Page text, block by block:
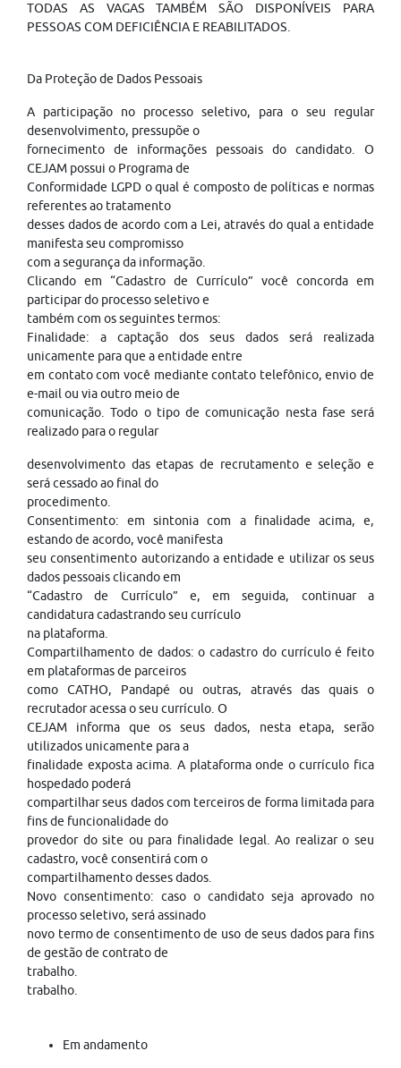
TODAS AS VAGAS TAMBÉM SÃO DISPONÍVEIS PARA
PESSOAS COM DEFICIÊNCIA E REABILITADOS.
Da Proteção de Dados Pessoais
A participação no processo seletivo, para o seu regular
desenvolvimento, pressupõe o
fornecimento de informações pessoais do candidato. O
CEJAM possui o Programa de
Conformidade LGPD o qual é composto de políticas e normas
referentes ao tratamento
desses dados de acordo com a Lei, através do qual a entidade
manifesta seu compromisso
com a segurança da informação.
Clicando em “Cadastro de Currículo” você concorda em
participar do processo seletivo e
também com os seguintes termos:
Finalidade: a captação dos seus dados será realizada
unicamente para que a entidade entre
em contato com você mediante contato telefônico, envio de
e-mail ou via outro meio de
comunicação. Todo o tipo de comunicação nesta fase será
realizado para o regular
desenvolvimento das etapas de recrutamento e seleção e
será cessado ao final do
procedimento.
Consentimento: em sintonia com a finalidade acima, e,
estando de acordo, você manifesta
seu consentimento autorizando a entidade e utilizar os seus
dados pessoais clicando em
“Cadastro de Currículo” e, em seguida, continuar a
candidatura cadastrando seu currículo
na plataforma.
Compartilhamento de dados: o cadastro do currículo é feito
em plataformas de parceiros
como CATHO, Pandapé ou outras, através das quais o
recrutador acessa o seu currículo. O
CEJAM informa que os seus dados, nesta etapa, serão
utilizados unicamente para a
finalidade exposta acima. A plataforma onde o currículo fica
hospedado poderá
compartilhar seus dados com terceiros de forma limitada para
fins de funcionalidade do
provedor do site ou para finalidade legal. Ao realizar o seu
cadastro, você consentirá com o
compartilhamento desses dados.
Novo consentimento: caso o candidato seja aprovado no
processo seletivo, será assinado
novo termo de consentimento de uso de seus dados para fins
de gestão de contrato de
trabalho.
trabalho.
Em andamento